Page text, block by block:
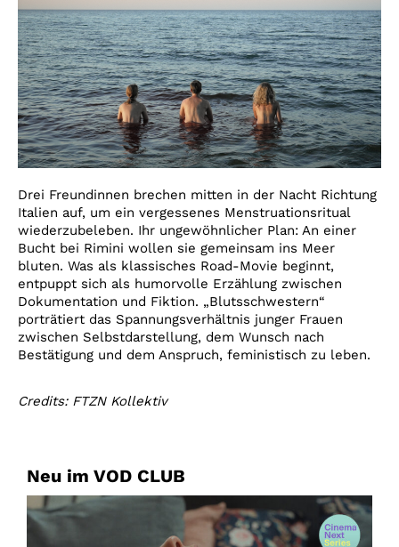
Drei Freundinnen brechen mitten in der Nacht Richtung
Italien auf, um ein vergessenes Menstruationsritual
wiederzubeleben. Ihr ungewöhnlicher Plan: An einer
Bucht bei Rimini wollen sie gemeinsam ins Meer
bluten. Was als klassisches Road-Movie beginnt,
entpuppt sich als humorvolle Erzählung zwischen
Dokumentation und Fiktion. „Blutsschwestern“
porträtiert das Spannungsverhältnis junger Frauen
zwischen Selbstdarstellung, dem Wunsch nach
Bestätigung und dem Anspruch, feministisch zu leben.
Credits: FTZN Kollektiv
Neu im VOD CLUB